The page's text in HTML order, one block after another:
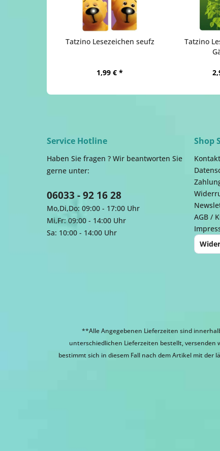
Tatzino Lesezeichen seufz
1,99 € *
Tatzino
Service Hotline
Haben Sie fragen ? Wir beantworten Sie
gerne unter:
06033 - 92 16 28
Mo,Di,Do: 09:00 - 17:00 Uhr
Mi,Fr: 09:00 - 14:00 Uhr
Sa: 10:00 - 14:00 Uhr
Shop
Kontakt
AGB /
**Alle Angegebenen Lieferzeiten sind
unterschiedlichen Lieferzeiten bestellt,
bestimmt sich in diesem Fall nach dem Artikel mit der